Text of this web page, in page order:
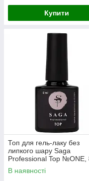
Купити
Топ для гель-лаку без
липкого шару Saga
Professional Top №ONE,
В наявності